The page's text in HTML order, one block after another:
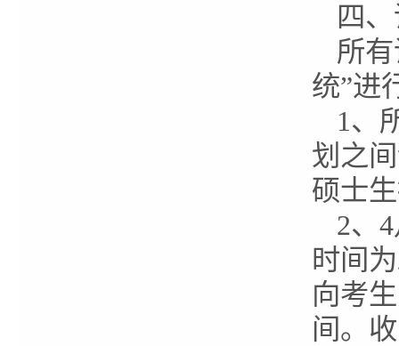
四
所
统”进
1、
划之
硕士
2、
时间
向考
间。